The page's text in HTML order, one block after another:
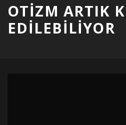
OTIZM ARTIK
EDILEBILIYOR